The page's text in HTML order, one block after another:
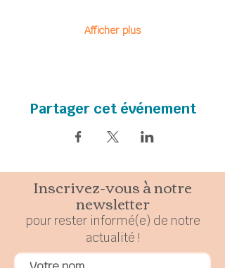
Afficher plus
Partager cet événement
Inscrivez-vous à notre
newsletter
pour resterinformé(e) de notre
actualité !